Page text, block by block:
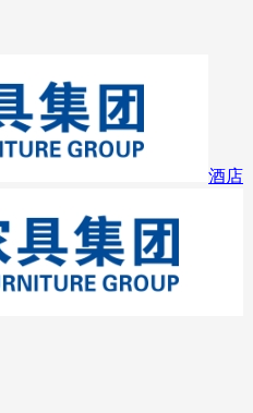
酒店